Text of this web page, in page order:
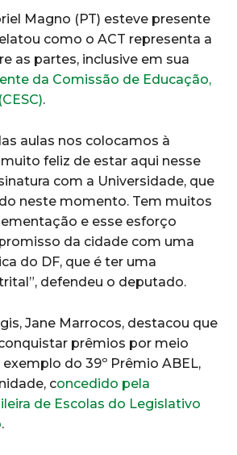
Magno (PT) esteve presente
como o ACT representa a
as partes, inclusive em sua
da Comissão de Educação,
.
aulas nos colocamos à
feliz de estar aqui nesse
com a Universidade, que
neste momento. Tem muitos
e esse esforço
da cidade com uma
do DF, que é ter uma
defendeu o deputado.
Jane Marrocos, destacou que
prêmios por meio
do 39º Prêmio ABEL,
concedido pela
de Escolas do Legislativo
.